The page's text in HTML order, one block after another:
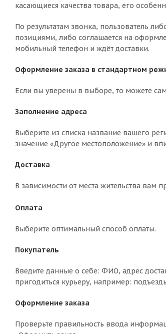
касающиеся качества товара, его
По результатам звонка, пользователь
позициями, либо соглашается на
мобильный телефон и ждёт доставки.
Оформление заказа в стандартном
Если вы уверены в выборе, то можете
Заполнение адреса
Выберите из списка название вашего
значение «Другое местоположение» и
Доставка
В зависимости от места жительства вам
Оплата
Выберите оптимальный способ оплаты.
Покупатель
Введите данные о себе: ФИО, адрес
пригодиться курьеру, например:
Оформление заказа
Проверьте правильность ввода